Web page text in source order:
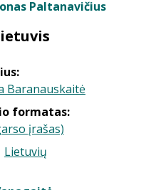
Paltanavičius
Baranauskaitė
formatas:
įrašas)
Lietuvių